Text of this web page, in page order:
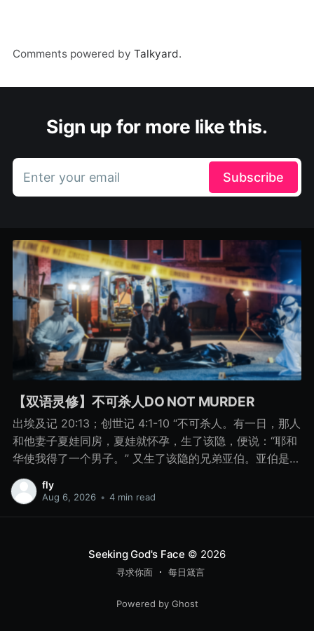
Comments powered by Talkyard.
Sign up for more like this.
Enter your email Subscribe
【双语灵修】不可杀人DO NOT MURDER
出埃及记 20:13；创世记 4:1-10 “不可杀人。有一日，那人
和他妻子夏娃同房，夏娃就怀孕，生了该隐，便说：“耶和
华使我得了一个男子。” 又生了该隐的兄弟亚伯。亚伯是牧
羊的，该隐是种地的。 有一日，该隐拿地里的出产为供物
献给耶和华， 亚伯也将他羊群中头生的和羊的脂油献上。
为什么发怒呢？你为什么变了脸色呢？ 你若行得好，岂不
蒙悦纳？你若行得不好，罪就伏在门前。它必恋慕你，你
却要制伏它。” 该隐与他兄弟亚伯说话，二人正在田间，该
隐起来打他兄弟亚伯，把他杀了。 耶和华对该隐说：“你兄
fly
Aug 6, 2026 • 4 min read
Seeking God's Face © 2026
寻求你面 每日箴言
Powered by Ghost